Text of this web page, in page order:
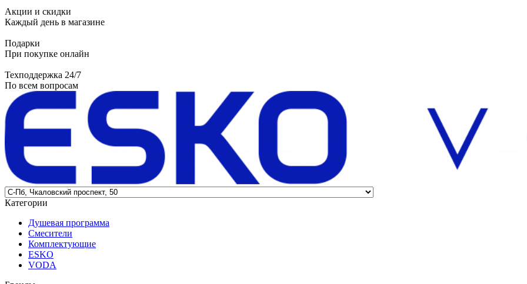
Акции и скидки
Каждый день в магазине
Подарки
При покупке онлайн
Техподдержка 24/7
По всем вопросам
Категории
Душевая программа
Смесители
Комплектующие
ESKO
VODA